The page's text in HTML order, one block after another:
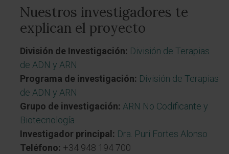
Nuestros investigadores te
explican el proyecto
División de Investigación: División de Terapias
de ADN y ARN
Programa de investigación: División de Terapias
de ADN y ARN
Grupo de investigación: ARN No Codificante y
Biotecnología
Investigador principal: Dra. Puri Fortes Alonso
Teléfono: +34 948 194 700